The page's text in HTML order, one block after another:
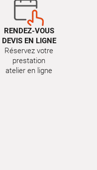
RENDEZ-VOUS
DEVIS EN LIGNE
Réservez votre
prestation
atelier en ligne